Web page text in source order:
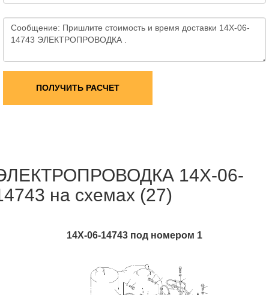
ПОЛУЧИТЬ РАСЧЕТ
14X-06-
на схемах (27)
14X-06-14743 под номером 1